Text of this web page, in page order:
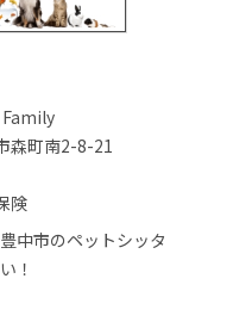
Family
森町南2-8-21
険
中市のペットシッタ
！